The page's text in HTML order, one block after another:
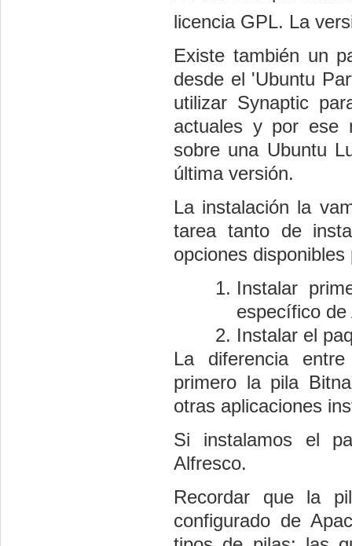
licencia GPL. La
Existe también un
desde el 'Ubuntu
utilizar Synaptic
actuales y por ese
sobre una Ubuntu
última versión.
La instalación la
tarea tanto de
opciones disponibles
Instalar
específico de
Instalar el
La diferencia
primero la pila
otras aplicaciones
Si instalamos el
Alfresco.
Recordar que la
configurado de